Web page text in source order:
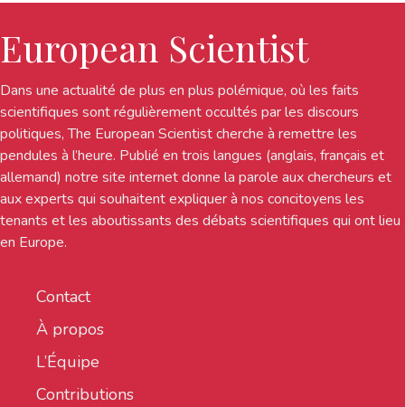
European Scientist
Dans une actualité de plus en plus polémique, où les faits
scientifiques sont régulièrement occultés par les discours
politiques, The European Scientist cherche à remettre les
pendules à l’heure. Publié en trois langues (anglais, français et
allemand) notre site internet donne la parole aux chercheurs et
aux experts qui souhaitent expliquer à nos concitoyens les
tenants et les aboutissants des débats scientifiques qui ont lieu
en Europe.
Contact
À propos
L’Équipe
Contributions